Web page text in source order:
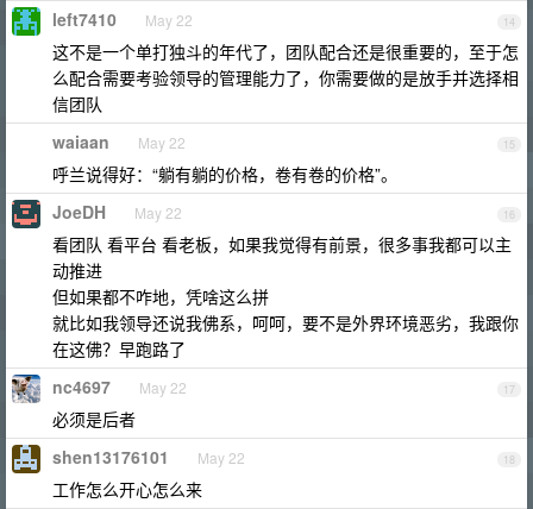
14
left7410 May 22
这不是一个单打独斗的年代了，团队配合还是很重要的，至于怎
么配合需要考验领导的管理能力了，你需要做的是放手并选择相
信团队
15
waiaan May 22
呼兰说得好：“躺有躺的价格，卷有卷的价格”。
16
JoeDH May 22
看团队 看平台 看老板，如果我觉得有前景，很多事我都可以主
动推进
但如果都不咋地，凭啥这么拼
就比如我领导还说我佛系，呵呵，要不是外界环境恶劣，我跟你
在这佛？早跑路了
17
nc4697 May 22
必须是后者
18
shen13176101 May 22
工作怎么开心怎么来